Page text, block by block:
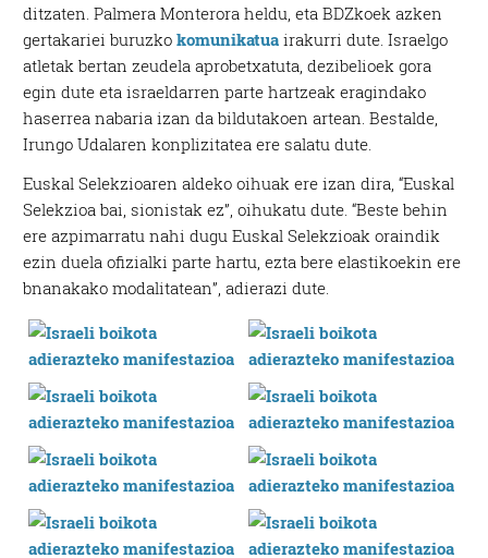
ditzaten. Palmera Monterora heldu, eta BDZkoek azken
gertakariei buruzkokomunikatua irakurri dute. Israelgo
atletak bertan zeudela aprobetxatuta, dezibelioek gora
egin dute eta israeldarren parte hartzeak eragindako
haserrea nabaria izan da bildutakoen artean. Bestalde,
Irungo Udalaren konplizitatea ere salatu dute.
Euskal Selekzioaren aldeko oihuak ere izan dira, “Euskal
Selekzioa bai, sionistak ez”, oihukatu dute. “Beste behin
ere azpimarratu nahi dugu Euskal Selekzioak oraindik
ezin duela ofizialki parte hartu, ezta bere elastikoekin ere
bnanakako modalitatean”, adierazi dute.